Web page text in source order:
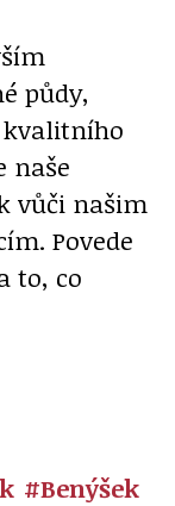
půdy,
kvalitního
naše
vůči našim
Povede
to, co
#Benýšek